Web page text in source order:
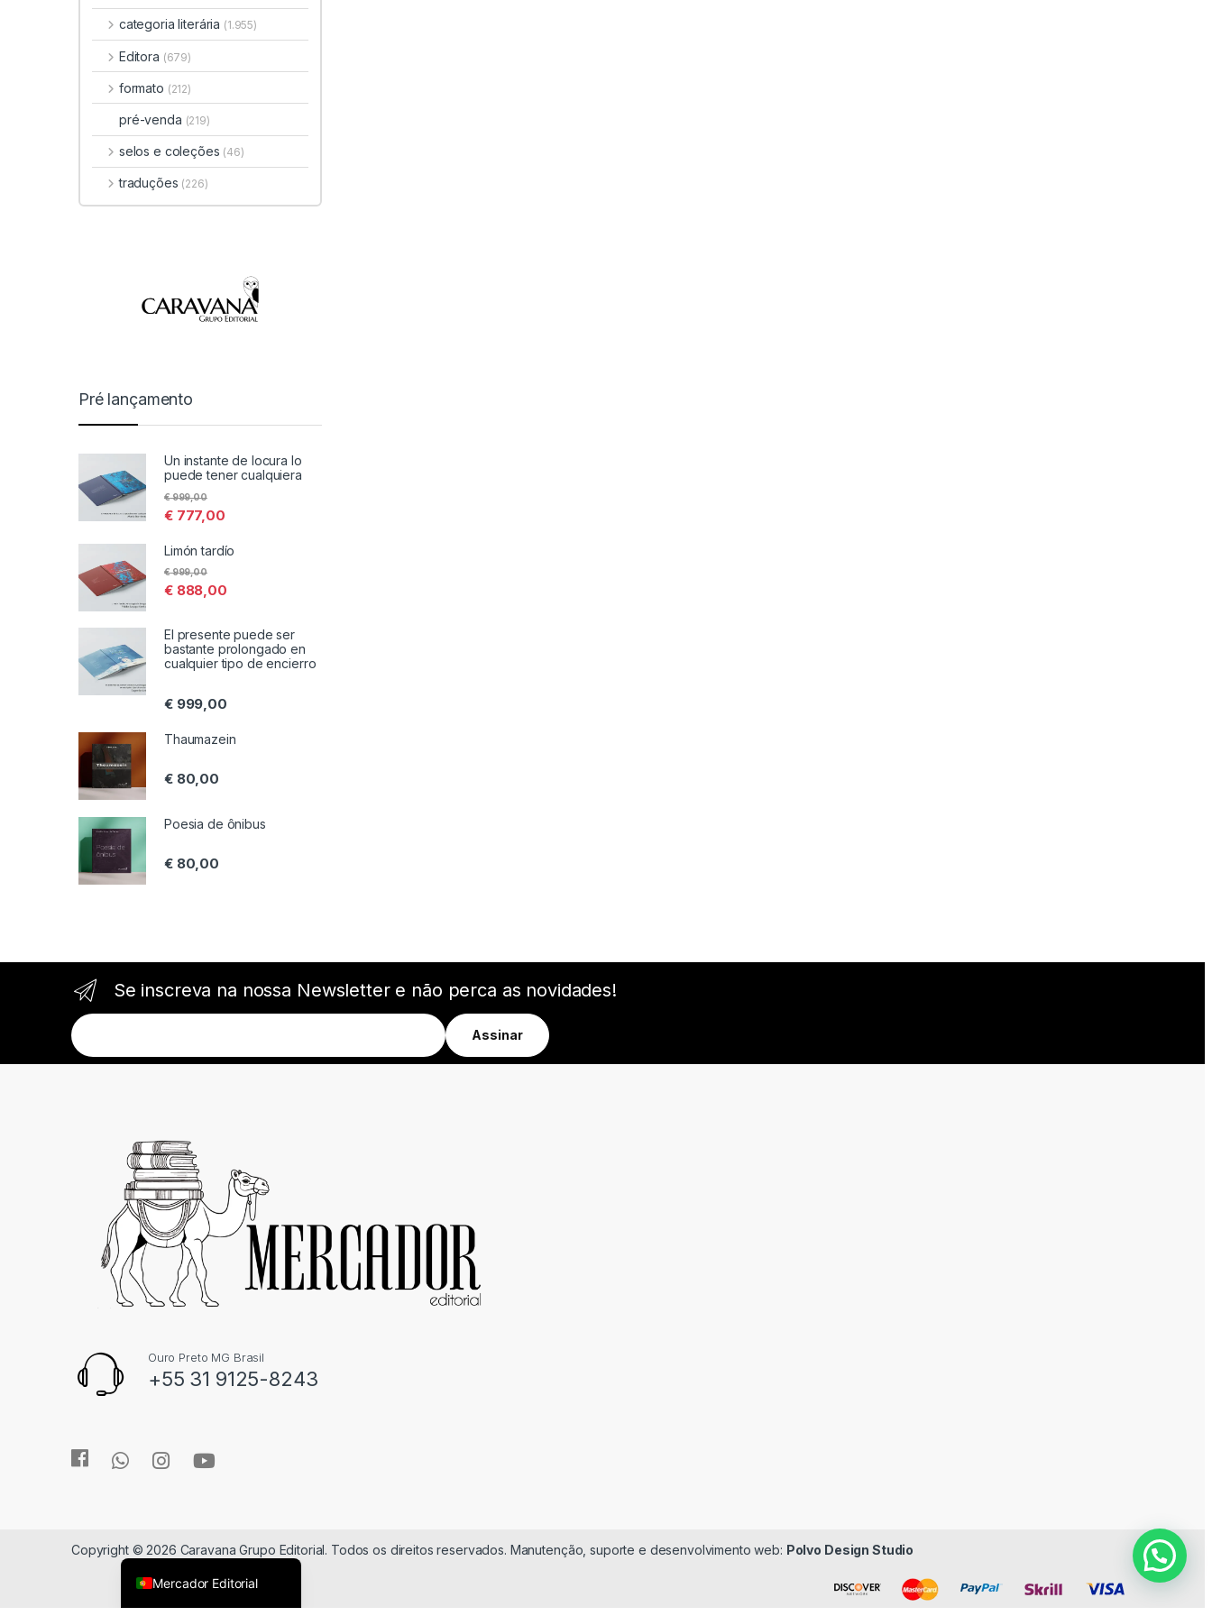
categoria literária (1.955)
Editora (679)
formato (212)
pré-venda (219)
selos e coleções (46)
traduções (226)
Pré lançamento
Un instante de locura lo
puede tener cualquiera
€777,00
€999,00
Limón tardío
€888,00
€999,00
El presente puede ser
bastante prolongado en
cualquier tipo de encierro
€999,00
Thaumazein
€80,00
Poesia de ônibus
€80,00
Se inscreva na nossa Newsletter e não perca as novidades!
Ouro Preto MG Brasil
+55 31 9125-8243
Copyright © 2026 Caravana Grupo Editorial. Todos os direitos reservados. Manutenção, suporte e desenvolvimento web: Polvo Design Studio
Mercador Editorial